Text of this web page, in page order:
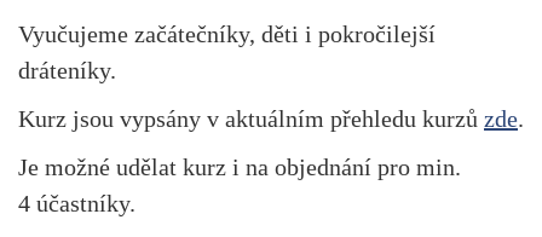
Vyučujeme začátečníky, děti i pokročilejší
dráteníky.
Kurz jsou vypsány v aktuálním přehledu kurzů zde.
Je možné udělat kurz i na objednání pro min.
4 účastníky.